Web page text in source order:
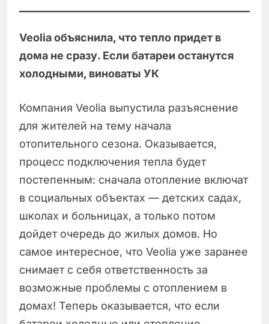
Veolia объяснила, что тепло придет в
дома не сразу. Если батареи останутся
холодными, виноваты УК
Компания Veolia выпустила разъяснение
для жителей на тему начала
отопительного сезона. Оказывается,
процесс подключения тепла будет
постепенным: сначала отопление включат
в социальных объектах — детских садах,
школах и больницах, а только потом
дойдет очередь до жилых домов. Но
самое интересное, что Veolia уже заранее
снимает с себя ответственность за
возможные проблемы с отоплением в
домах! Теперь оказывается, что если